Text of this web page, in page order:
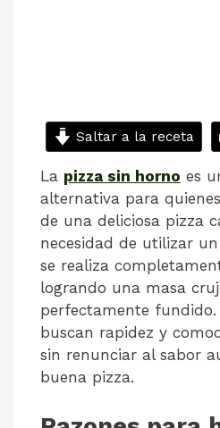
Saltar a la receta
La pizza sin horno es
alternativa para
de una deliciosa pizza
necesidad de utilizar
se realiza
logrando una masa
perfectamente fundido.
buscan rapidez y
sin renunciar al sabor
buena pizza.